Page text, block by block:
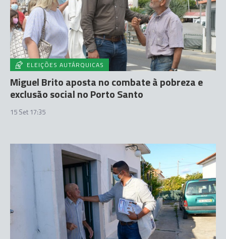
ELEIÇÕES AUTÁRQUICAS
Miguel Brito aposta no combate à pobreza e
exclusão social no Porto Santo
15 Set 17:35